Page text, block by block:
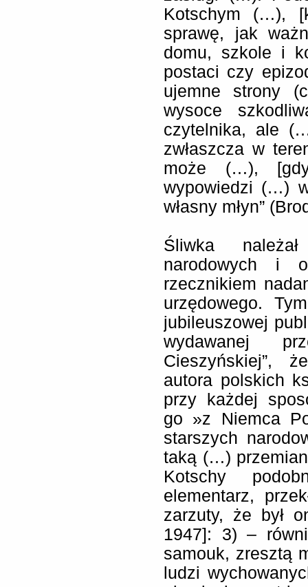
Kotschym (…),
sprawę, jak
domu, szkole i
postaci czy
ujemne strony
wysoce
czytelnika, ale
zwłaszcza w
może (…),
wypowiedzi (…)
własny młyn”
Śliwka
narodowych i
rzecznikiem
urzędowego.
jubileuszowej
wydawanej
Cieszyńskiej”,
autora polskich
przy każdej
go »z Niemca
starszych
taką (…)
Kotschy
elementarz,
zarzuty, że był
1947]: 3) –
samouk, zresztą
ludzi